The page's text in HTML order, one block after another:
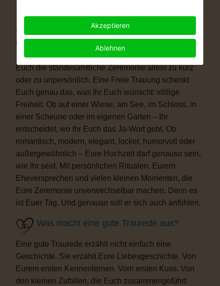
Immer mehr Paare wünschen sich eine Hochzeit, die
wirklich zu ihnen passt. Vielleicht ist eine kirchliche
Trauung nicht das Richtige für Euch. Vielleicht ist
Euch die standesamtliche Zeremonie allein zu kurz
oder zu unpersönlich. Eine Freie Trauung schenkt
Euch genau das, was Ihr Euch wünscht: völlige
Freiheit. Ob auf einer Wiese, am See, im Schloss, in
einer Scheune oder im eigenen Garten – Ihr
entscheidet, wo Ihr Euch das Ja-Wort gebt. Ob
romantisch, modern, elegant, locker, humorvoll oder
außergewöhnlich – Eure Hochzeit darf genauso sein,
wie Ihr seid. Mit persönlichen Ritualen, Eurem
Eheversprechen und vielen kleinen Momenten, die
Eure Zeremonie unverwechselbar machen. Denn es
ist Euer Tag. Und genauso soll er sich auch anfühlen.
Was macht eine gute Traurede aus?
Eine gute Traurede erzählt nicht einfach eine
Geschichte. Sie erzählt Eure Liebesgeschichte. Von
Eurem ersten Kennenlernen. Vom ersten Kuss. Von
den kleinen Zufällen, die Euch zusammengeführt
Akzeptieren
Ablehnen